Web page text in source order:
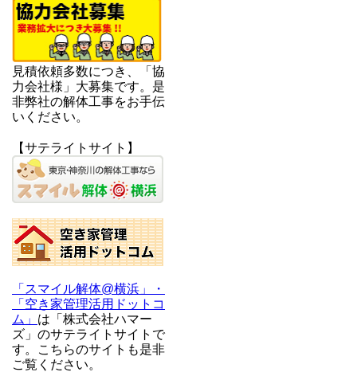
見積依頼多数につき、「協
力会社様」大募集です。是
非弊社の解体工事をお手伝
いください。
【サテライトサイト】
「スマイル解体@横浜」・
「空き家管理活用ドットコ
ム」 は「株式会社ハマー
ズ」のサテライトサイトで
す。こちらのサイトも是非
ご覧ください。